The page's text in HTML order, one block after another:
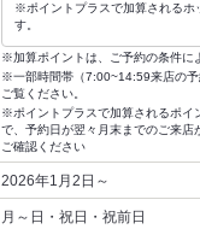
※ポイントプラスで加算されるホ
す。
※加算ポイントは、ご予約の条件に
※一部時間帯（7:00~14:59来店の予
ご覧ください。
※ポイントプラスで加算されるポイ
で、予約日が翌々月末までのご来店
ご確認ください
2026年1月2日～
月～日・祝日・祝前日